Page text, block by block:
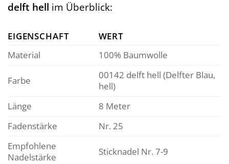
delft hell im Überblick:
EIGENSCHAFT
WERT
Material
100% Baumwolle
Farbe
00142 delft hell (Delfter Blau,
hell)
Länge
8 Meter
Fadenstärke
Nr. 25
Empfohlene
Nadelstärke
Sticknadel Nr. 7-9